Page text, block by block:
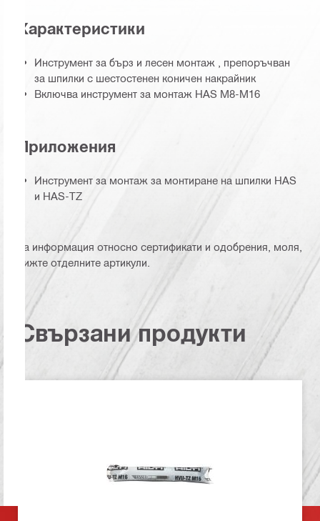
Характеристики
Инструмент за бърз и лесен монтаж , препоръчван
за шпилки с шестостенен коничен накрайник
Включва инструмент за монтаж HAS M8-M16
Приложения
Инструмент за монтаж за монтиране на шпилки HAS
и HAS-TZ
За информация относно сертификати и одобрения, моля,
вижте отделните артикули.
Свързани продукти